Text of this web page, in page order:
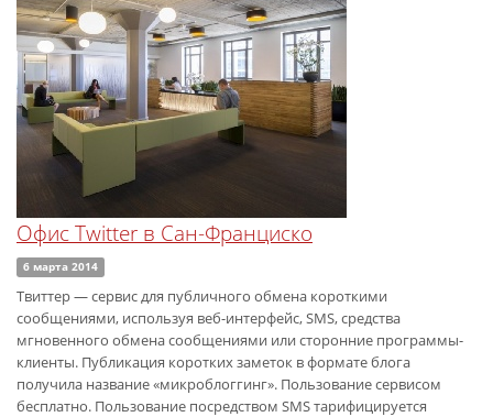
Офис Twitter в Сан-Франциско
6 марта 2014
Твиттер — сервис для публичного обмена короткими
сообщениями, используя веб-интерфейс, SMS, средства
мгновенного обмена сообщениями или сторонние программы-
клиенты. Публикация коротких заметок в формате блога
получила название «микроблоггинг». Пользование сервисом
бесплатно. Пользование посредством SMS тарифицируется